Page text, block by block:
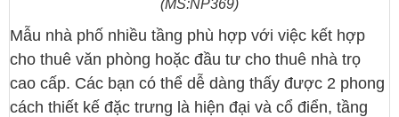
(MS:NP369)
Mẫu nhà phố nhiều tầng phù hợp với việc kết hợp
cho thuê văn phòng hoặc đầu tư cho thuê nhà trọ
cao cấp. Các bạn có thể dễ dàng thấy được 2 phong
cách thiết kế đặc trưng là hiện đại và cổ điển, tầng